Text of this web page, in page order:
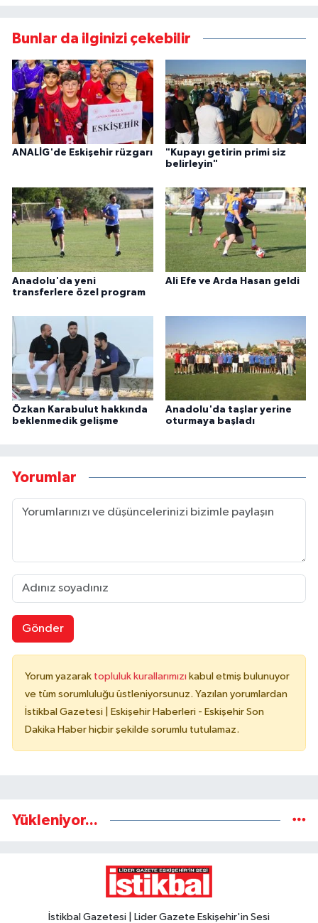
Bunlar da ilginizi çekebilir
ANALİG'de Eskişehir rüzgarı
"Kupayı getirin primi siz
belirleyin"
Anadolu'da yeni
transferlere özel program
Ali Efe ve Arda Hasan geldi
Özkan Karabulut hakkında
beklenmedik gelişme
Anadolu'da taşlar yerine
oturmaya başladı
Yorumlar
Gönder
Yorum yazarak topluluk kurallarımızı kabul etmiş bulunuyor
ve tüm sorumluluğu üstleniyorsunuz. Yazılan yorumlardan
İstikbal Gazetesi | Eskişehir Haberleri - Eskişehir Son
Dakika Haber hiçbir şekilde sorumlu tutulamaz.
Yükleniyor...
İstikbal Gazetesi | Lider Gazete Eskişehir'in Sesi